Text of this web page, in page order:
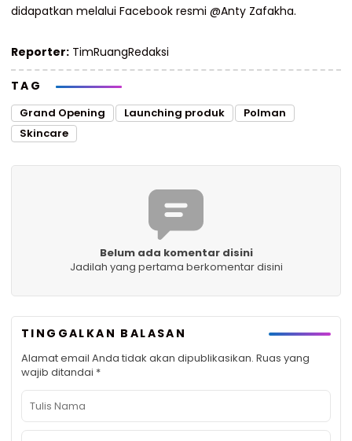
didapatkan melalui Facebook resmi @Anty Zafakha.
Reporter: TimRuangRedaksi
TAG
Grand Opening Launching produk
Polman
Skincare
Belum ada komentar disini
Jadilah yang pertama berkomentar disini
TINGGALKAN BALASAN
Alamat email Anda tidak akan dipublikasikan. Ruas yang
wajib ditandai *